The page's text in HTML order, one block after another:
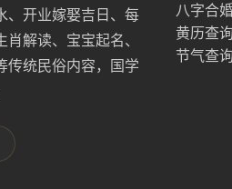
、开业嫁娶吉日、每
肖解读、宝宝起名、
传统民俗内容，国学
八字合
黄历查询
节气查询